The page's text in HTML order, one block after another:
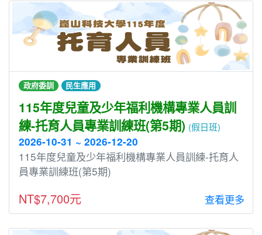
政府委訓 民生應用
115年度兒童及少年福利機構專業人員訓
練-托育人員專業訓練班(第5期) (假日班)
2026-10-31 ~ 2026-12-20
115年度兒童及少年福利機構專業人員訓練-托育人
員專業訓練班(第5期)
NT$7,700元 查看更多